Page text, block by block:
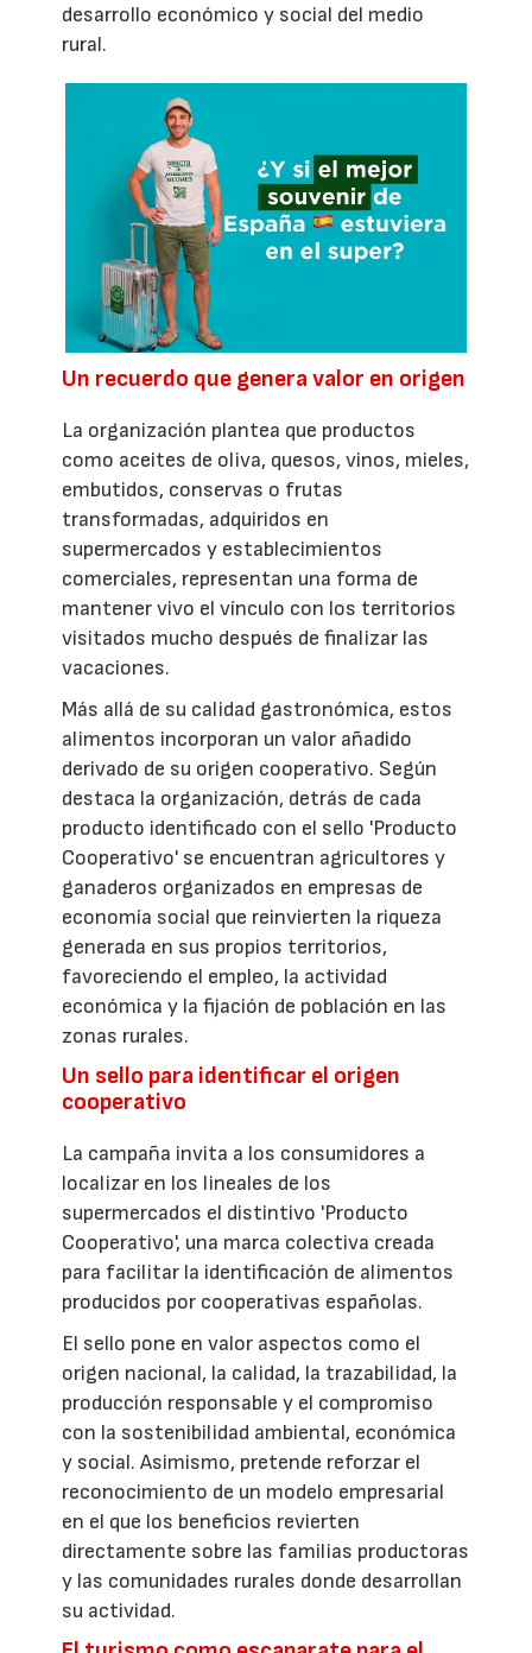
desarrollo económico y social del medio
rural.
Un recuerdo que genera valor en origen
La organización plantea que productos
como aceites de oliva, quesos, vinos, mieles,
embutidos, conservas o frutas
transformadas, adquiridos en
supermercados y establecimientos
comerciales, representan una forma de
mantener vivo el vínculo con los territorios
visitados mucho después de finalizar las
vacaciones.
Más allá de su calidad gastronómica, estos
alimentos incorporan un valor añadido
derivado de su origen cooperativo. Según
destaca la organización, detrás de cada
producto identificado con el sello 'Producto
Cooperativo' se encuentran agricultores y
ganaderos organizados en empresas de
economía social que reinvierten la riqueza
generada en sus propios territorios,
favoreciendo el empleo, la actividad
económica y la fijación de población en las
zonas rurales.
Un sello para identificar el origen
cooperativo
La campaña invita a los consumidores a
localizar en los lineales de los
supermercados el distintivo 'Producto
Cooperativo', una marca colectiva creada
para facilitar la identificación de alimentos
producidos por cooperativas españolas.
El sello pone en valor aspectos como el
origen nacional, la calidad, la trazabilidad, la
producción responsable y el compromiso
con la sostenibilidad ambiental, económica
y social. Asimismo, pretende reforzar el
reconocimiento de un modelo empresarial
en el que los beneficios revierten
directamente sobre las familias productoras
y las comunidades rurales donde desarrollan
su actividad.